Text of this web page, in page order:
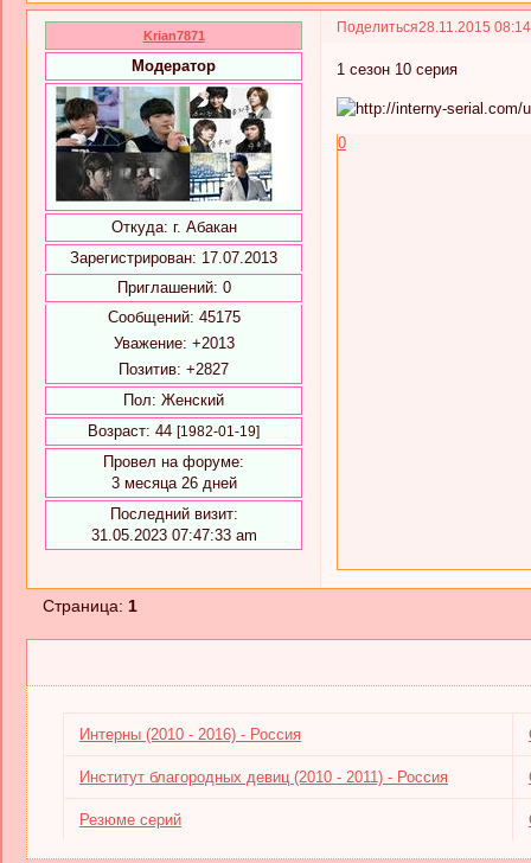
Поделиться28.11.2015
Krian7871
Модератор
Откуда: г. Абакан
Зарегистрирован: 17.07.2013
Приглашений: 0
Сообщений: 45175
Уважение: +2013
Позитив: +2827
Пол: Женский
Возраст: 44 [1982-01-19]
Провел на форуме:
3 месяца 26 дней
Последний визит:
31.05.2023 07:47:33 am
1 сезон 10 серия
0
Страница: 1
Интерны (2010 - 2016) - Россия
Институт благородных девиц (2010 - 2011) - Россия
Резюме серий